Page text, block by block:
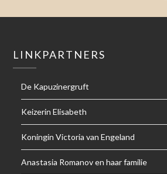
LINKPARTNERS
De Kapuzinergruft
Keizerin Elisabeth
Koningin Victoria van Engeland
Anastasia Romanov en haar familie